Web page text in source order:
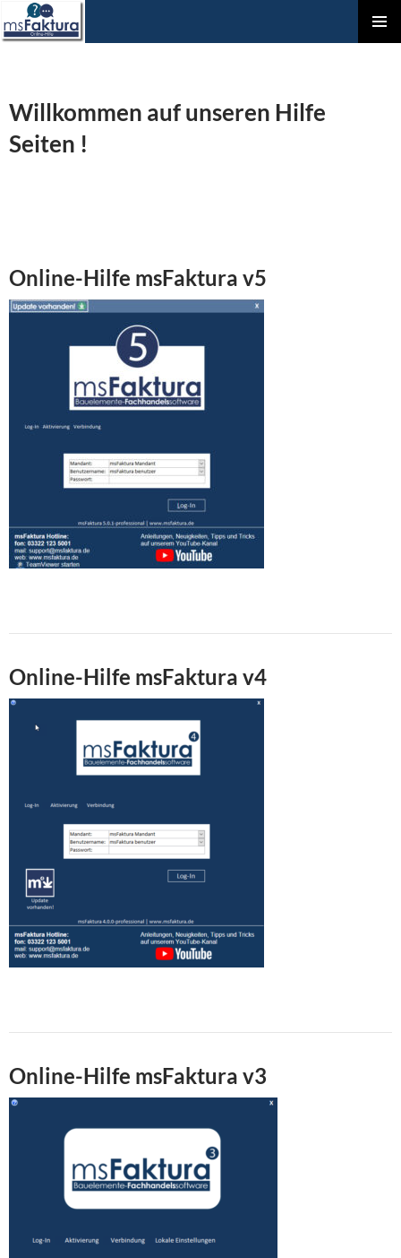
ZUM
Willkommen auf unseren Hilfe
Seiten !
Online-Hilfe msFaktura v5
Online-Hilfe msFaktura v4
Online-Hilfe msFaktura v3